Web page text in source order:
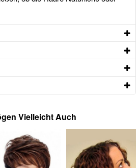
Vielleicht Auch